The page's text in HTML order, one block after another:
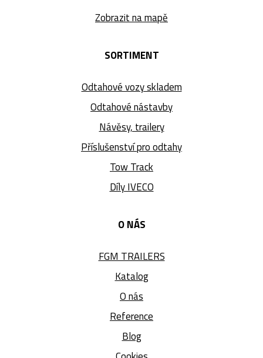
Zobrazit na mapě
SORTIMENT
Odtahové vozy skladem
Odtahové nástavby
Návěsy, trailery
Příslušenství pro odtahy
Tow Track
Díly IVECO
O NÁS
FGM TRAILERS
Katalog
O nás
Reference
Blog